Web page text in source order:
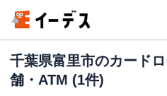
千葉県富里市のカード
舗・ATM (1件)